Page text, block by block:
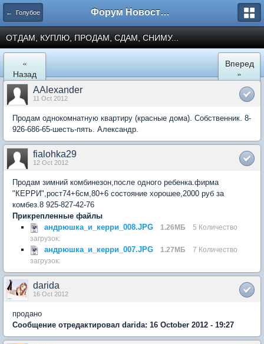
← Голубое Форум Новостройки
ОТДАМ, КУПЛЮ, ПРОДАМ, СДАМ, СНИМУ...
«
Назад
Вперед
»
AAlexander
11 Oct 2012
Продам однокомнатную квартиру (красные дома). Собственник. 8-
926-686-65-шесть-пять. Александр.
fialohka29
12 Oct 2012
Продам зимний комбинезон,после одного ребенка.фирма
"КЕРРИ",рост74+6см,80+6 состояние хорошее,2000 руб за
комбез.8 925-827-42-76
Прикрепленные файлы
андрюшка_и_керри_008.JPG
1.26МБ
5 Количество
загрузок:
андрюшка_и_керри_007.JPG 1.27МБ
7 Количество
загрузок:
darida
16 Oct 2012
продано
Сообщение отредактировал darida: 16 October 2012 - 19:27